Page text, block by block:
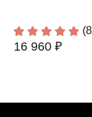
16 960 ₽